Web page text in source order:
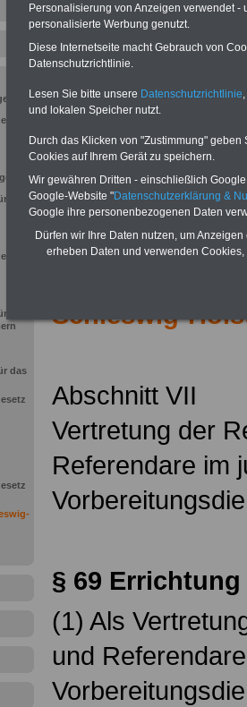
das
das
das
Zur Übersicht
Schleswig-
Abschnitt VII
Vertretung der
Referendare im
§ 69 Errichtung
(1) Als
und
Personalisierung von Anzeigen verwendet
personalisierte Werbung genutzt.
Diese Internetseite macht Gebrauch von
Datenschutzrichtlinie.
Lesen Sie bitte unsere Datenschutzrichtlinie
und lokalen Speicher nutzt.
Durch das Klicken von "Zustimmung"
Cookies auf Ihrem Gerät zu speichern.
Wir gewähren Dritten - einschließlich
Google-Website "Datenschutzerklärung &
Google ihre personenbezogenen Daten
Dürfen wir Ihre Daten nutzen, um
erheben Daten und verwenden